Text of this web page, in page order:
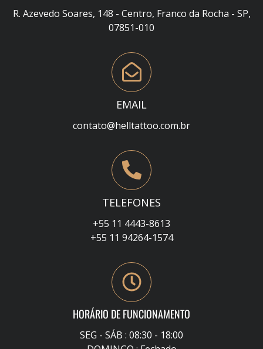
R. Azevedo Soares, 148 - Centro, Franco da Rocha - SP,
07851-010
EMAIL
contato@helltattoo.com.br
TELEFONES
+55 11 4443-8613
+55 11 94264-1574
HORÁRIO DE FUNCIONAMENTO
SEG - SÁB : 08:30 - 18:00